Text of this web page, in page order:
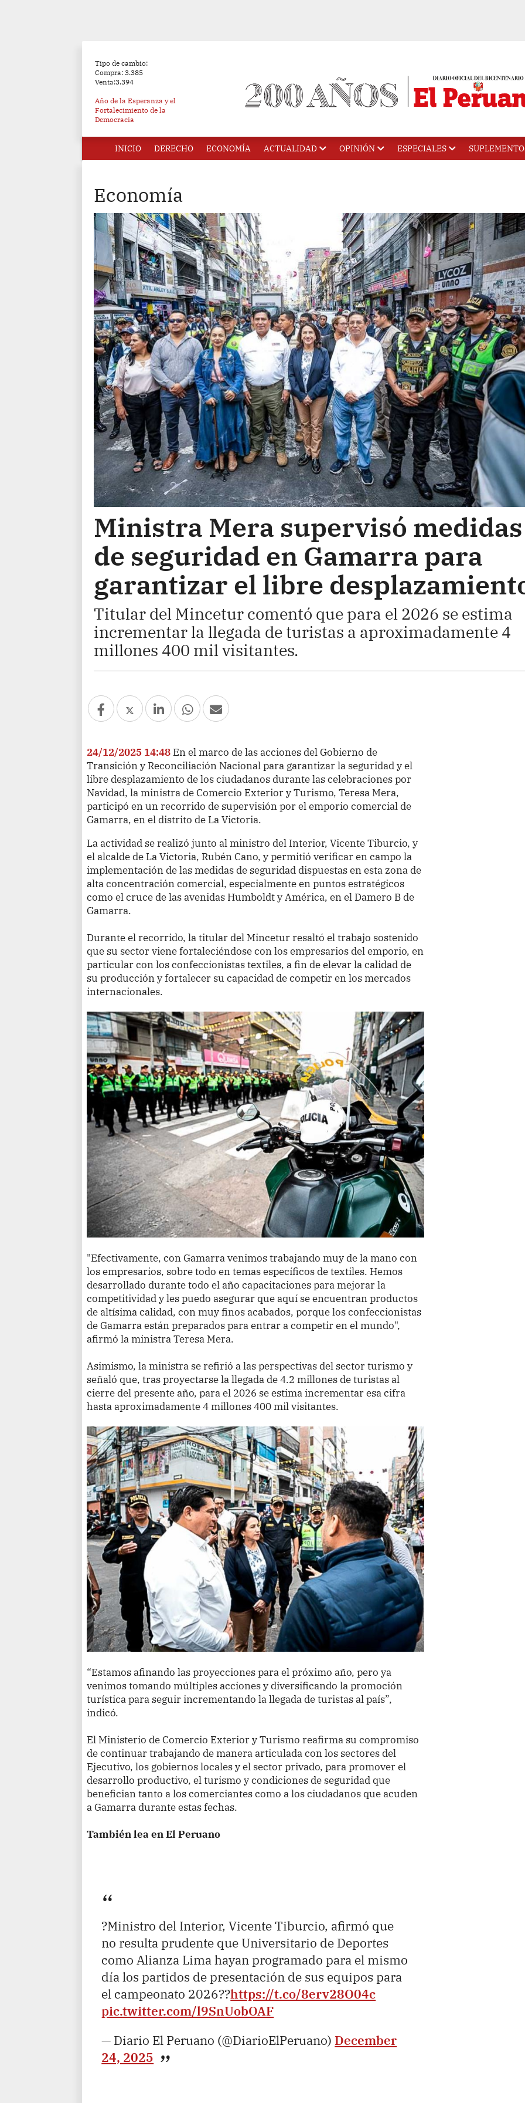
Tipo de cambio:
Compra: 3.385
Venta:3.394
Año de la Esperanza y el
Fortalecimiento de la
Democracia
INICIO DERECHO ECONOMÍA ACTUALIDAD OPINIÓN ESPECIALES
Economía
Ministra Mera supervisó medidas
de seguridad en Gamarra para
garantizar el libre
Titular del Mincetur comentó que para el 2026 se estima
incrementar la llegada de turistas a aproximadamente 4
millones 400 mil visitantes.
24/12/2025 14:48 En el marco de las acciones del Gobierno de
Transición y Reconciliación Nacional para garantizar la seguridad y el
libre desplazamiento de los ciudadanos durante las celebraciones por
Navidad, la ministra de Comercio Exterior y Turismo, Teresa Mera,
participó en un recorrido de supervisión por el emporio comercial de
Gamarra, en el distrito de La Victoria.
La actividad se realizó junto al ministro del Interior, Vicente Tiburcio, y
el alcalde de La Victoria, Rubén Cano, y permitió verificar en campo la
implementación de las medidas de seguridad dispuestas en esta zona de
alta concentración comercial, especialmente en puntos estratégicos
como el cruce de las avenidas Humboldt y América, en el Damero B de
Gamarra.
Durante el recorrido, la titular del Mincetur resaltó el trabajo sostenido
que su sector viene fortaleciéndose con los empresarios del emporio, en
particular con los confeccionistas textiles, a fin de elevar la calidad de
su producción y fortalecer su capacidad de competir en los mercados
internacionales.
"Efectivamente, con Gamarra venimos trabajando muy de la mano con
los empresarios, sobre todo en temas específicos de textiles. Hemos
desarrollado durante todo el año capacitaciones para mejorar la
competitividad y les puedo asegurar que aquí se encuentran productos
de altísima calidad, con muy finos acabados, porque los confeccionistas
de Gamarra están preparados para entrar a competir en el mundo",
afirmó la ministra Teresa Mera.
Asimismo, la ministra se refirió a las perspectivas del sector turismo y
señaló que, tras proyectarse la llegada de 4.2 millones de turistas al
cierre del presente año, para el 2026 se estima incrementar esa cifra
hasta aproximadamente 4 millones 400 mil visitantes.
“Estamos afinando las proyecciones para el próximo año, pero ya
venimos tomando múltiples acciones y diversificando la promoción
turística para seguir incrementando la llegada de turistas al país”,
indicó.
El Ministerio de Comercio Exterior y Turismo reafirma su compromiso
de continuar trabajando de manera articulada con los sectores del
Ejecutivo, los gobiernos locales y el sector privado, para promover el
desarrollo productivo, el turismo y condiciones de seguridad que
benefician tanto a los comerciantes como a los ciudadanos que acuden
a Gamarra durante estas fechas.
También lea en El Peruano
?Ministro del Interior, Vicente Tiburcio, afirmó que
no resulta prudente que Universitario de Deportes
como Alianza Lima hayan programado para el mismo
día los partidos de presentación de sus equipos para
el campeonato 2026??https://t.co/8erv28O04c
pic.twitter.com/l9SnUobOAF
— Diario El Peruano (@DiarioElPeruano) December
24, 2025